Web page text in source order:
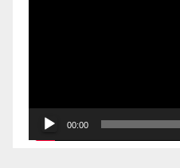
00:00